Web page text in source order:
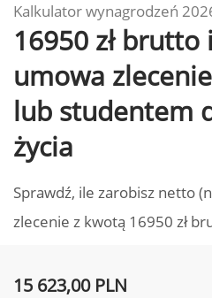
Kalkulator wynagrodzeń
16950 zł
umowa
lub studentem
życia
Sprawdź, ile zarobisz netto
zlecenie z kwotą 16950 zł
15 623,00 PLN